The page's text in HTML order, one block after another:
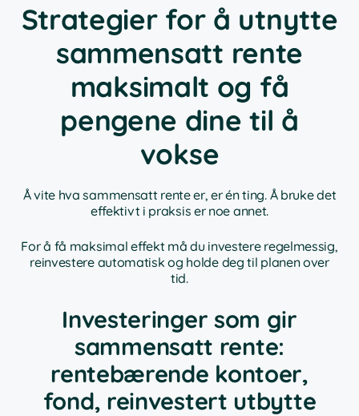
Strategier for å utnytte
sammensatt rente
maksimalt og få
pengene dine til å
vokse
Å vite hva sammensatt rente er, er én ting. Å bruke det
effektivt i praksis er noe annet.
For å få maksimal effekt må du investere regelmessig,
reinvestere automatisk og holde deg til planen over
tid.
Investeringer som gir
sammensatt rente:
rentebærende kontoer,
fond, reinvestert utbytte